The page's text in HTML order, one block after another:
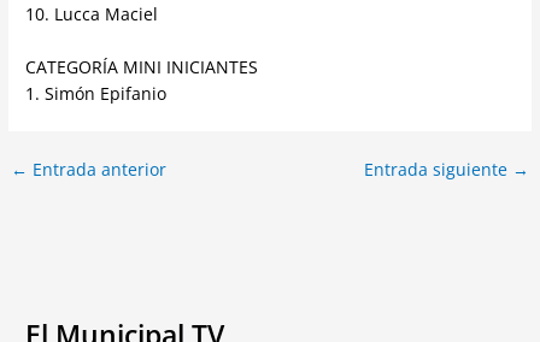
10. Lucca Maciel
CATEGORÍA MINI INICIANTES
1. Simón Epifanio
← Entrada anterior Entrada siguiente →